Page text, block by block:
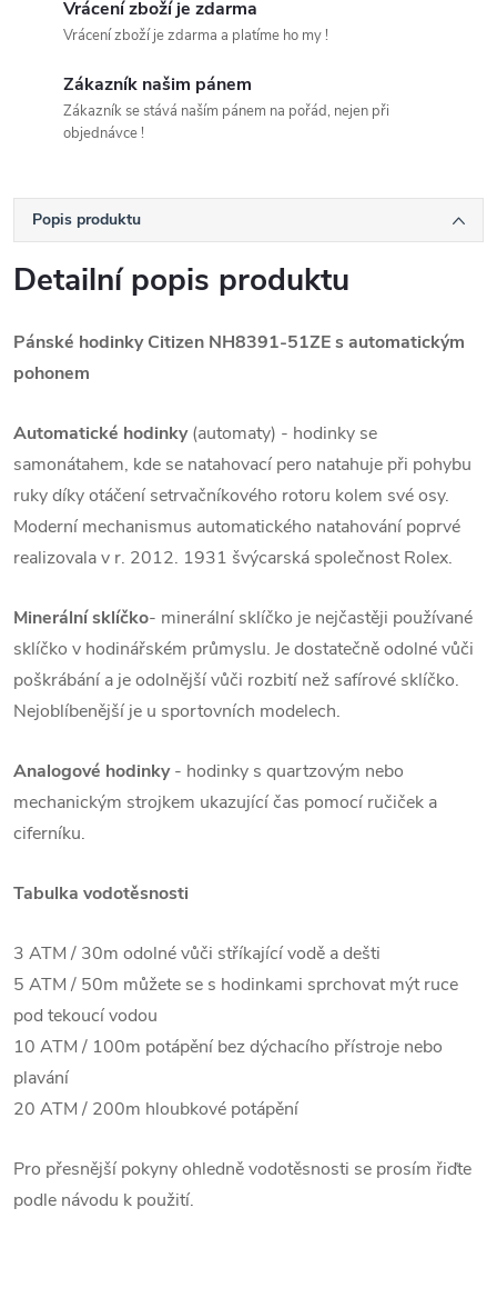
Vrácení zboží je zdarma
Vrácení zboží je zdarma a platíme ho my !
Zákazník našim pánem
Zákazník se stává naším pánem na pořád, nejen při
objednávce !
Popis produktu
Detailní popis produktu
Pánské hodinky Citizen NH8391-51ZEs automatickým
pohonem
Automatické hodinky(automaty) - hodinky se
samonátahem, kde se natahovací pero natahuje při pohybu
ruky díky otáčení setrvačníkového rotoru kolem své osy.
Moderní mechanismus automatického natahování poprvé
realizovala v r. 2012. 1931 švýcarská společnost Rolex.
Minerální sklíčko- minerální sklíčko je nejčastěji používané
sklíčko v hodinářském průmyslu. Je dostatečně odolné vůči
poškrábání a je odolnější vůči rozbití než safírové sklíčko.
Nejoblíbenější je u sportovních modelech.
Analogové hodinky- hodinky s quartzovým nebo
mechanickým strojkem ukazující čas pomocí ručiček a
ciferníku.
Tabulka vodotěsnosti
3 ATM / 30m odolné vůči stříkající vodě a dešti
5 ATM / 50m můžete se s hodinkami sprchovat mýt ruce
pod tekoucí vodou
10 ATM / 100m potápění bez dýchacího přístroje nebo
plavání
20 ATM / 200m hloubkové potápění
Pro přesnější pokyny ohledně vodotěsnosti se prosím řiďte
podle návodu k použití.